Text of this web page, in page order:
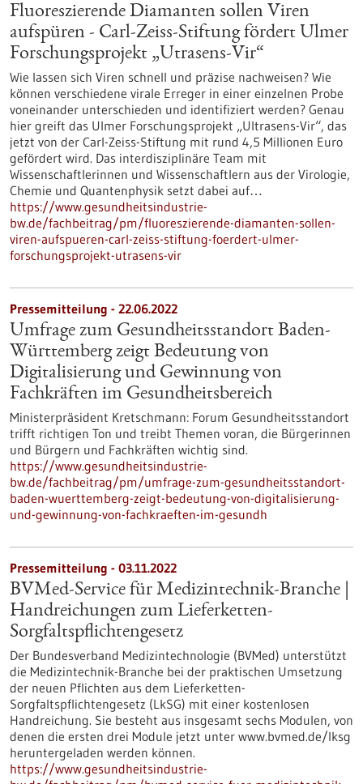
Fluoreszierende Diamanten sollen Viren
aufspüren - Carl-Zeiss-Stiftung fördert Ulmer
Forschungsprojekt „Utrasens-Vir“
Wie lassen sich Viren schnell und präzise nachweisen? Wie
können verschiedene virale Erreger in einer einzelnen Probe
voneinander unterschieden und identifiziert werden? Genau
hier greift das Ulmer Forschungsprojekt „Ultrasens-Vir“, das
jetzt von der Carl-Zeiss-Stiftung mit rund 4,5 Millionen Euro
gefördert wird. Das interdisziplinäre Team mit
Wissenschaftlerinnen und Wissenschaftlern aus der Virologie,
Chemie und Quantenphysik setzt dabei auf…
https://www.gesundheitsindustrie-
bw.de/fachbeitrag/pm/fluoreszierende-diamanten-sollen-
viren-aufspueren-carl-zeiss-stiftung-foerdert-ulmer-
forschungsprojekt-utrasens-vir
Pressemitteilung - 22.06.2022
Umfrage zum Gesundheitsstandort Baden-
Württemberg zeigt Bedeutung von
Digitalisierung und Gewinnung von
Fachkräften im Gesundheitsbereich
Ministerpräsident Kretschmann: Forum Gesundheitsstandort
trifft richtigen Ton und treibt Themen voran, die Bürgerinnen
und Bürgern und Fachkräften wichtig sind.
https://www.gesundheitsindustrie-
bw.de/fachbeitrag/pm/umfrage-zum-gesundheitsstandort-
baden-wuerttemberg-zeigt-bedeutung-von-digitalisierung-
und-gewinnung-von-fachkraeften-im-gesundh
Pressemitteilung - 03.11.2022
BVMed-Service für Medizintechnik-Branche |
Handreichungen zum Lieferketten-
Sorgfaltspflichtengesetz
Der Bundesverband Medizintechnologie (BVMed) unterstützt
die Medizintechnik-Branche bei der praktischen Umsetzung
der neuen Pflichten aus dem Lieferketten-
Sorgfaltspflichtengesetz (LkSG) mit einer kostenlosen
Handreichung. Sie besteht aus insgesamt sechs Modulen, von
denen die ersten drei Module jetzt unter www.bvmed.de/lksg
heruntergeladen werden können.
https://www.gesundheitsindustrie-